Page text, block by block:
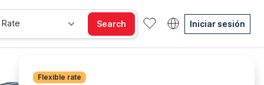
Search Iniciar sesión
Flexible rate